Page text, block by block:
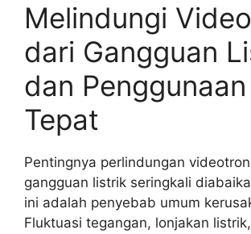
Melindungi
dari Gangguan
dan
Tepat
Pentingnya perlindungan
gangguan listrik seringkali
ini adalah penyebab umum
Fluktuasi tegangan, lonjakan